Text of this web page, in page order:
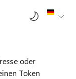
oder
Token
AI-